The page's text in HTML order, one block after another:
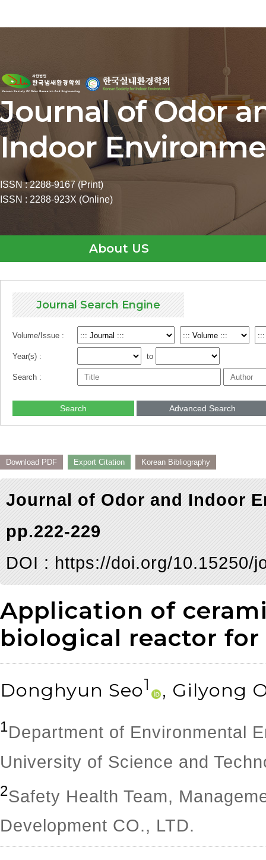
Journal of Odor
Indoor
ISSN : 2288-9167 (Print)
ISSN : 2288-923X (Online)
About US
Journal Search Engine
Volume/Issue :
Year(s) : to
Search :
Search Advanced Search
Download PDF Export Citation Korean Bibliography
Journal of Odor and Indoor
pp.222-229
DOI : https://doi.org/10.15250/
Application of
biological reactor
Donghyun Seo1 , Gilyong
1Department of Environmental
University of Science and
2Safety Health Team,
Development CO., LTD.